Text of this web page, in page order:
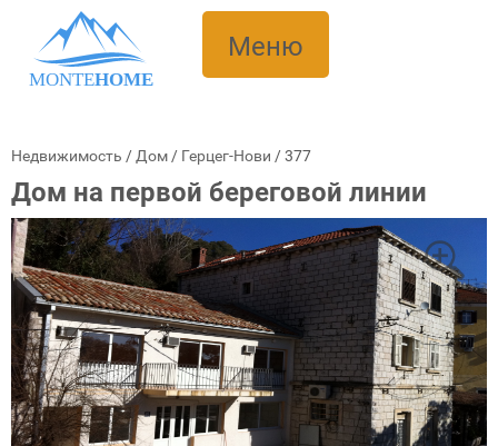
MONTEHOME
Меню
Недвижимость / Дом / Герцег-Нови /377
Дом на первой береговой линии